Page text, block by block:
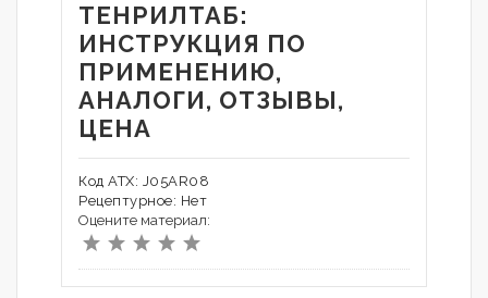
ТЕНРИЛТАБ:
ИНСТРУКЦИЯ ПО
ПРИМЕНЕНИЮ,
АНАЛОГИ, ОТЗЫВЫ,
ЦЕНА
Код АТХ: J05AR08
Рецептурное: Нет
Оцените материал: